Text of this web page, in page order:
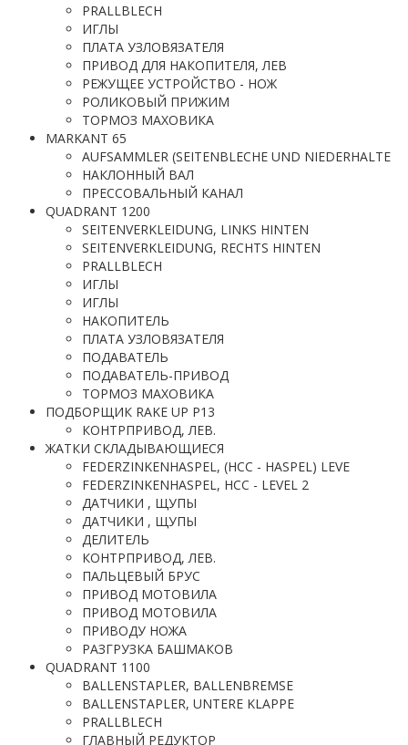
PRALLBLECH
ИГЛЫ
ПЛАТА УЗЛОВЯЗАТЕЛЯ
ПРИВОД ДЛЯ НАКОПИТЕЛЯ, ЛЕВ
РЕЖУЩЕЕ УСТРОЙСТВО - НОЖ
РОЛИКОВЫЙ ПРИЖИМ
ТОРМОЗ МАХОВИКА
MARKANT 65
AUFSAMMLER (SEITENBLECHE UND NIEDERHALTE
НАКЛОННЫЙ ВАЛ
ПРЕССОВАЛЬНЫЙ КАНАЛ
QUADRANT 1200
SEITENVERKLEIDUNG, LINKS HINTEN
SEITENVERKLEIDUNG, RECHTS HINTEN
PRALLBLECH
ИГЛЫ
ИГЛЫ
НАКОПИТЕЛЬ
ПЛАТА УЗЛОВЯЗАТЕЛЯ
ПОДАВАТЕЛЬ
ПОДАВАТЕЛЬ-ПРИВОД
ТОРМОЗ МАХОВИКА
ПОДБОРЩИК RAKE UP P13
КОНТРПРИВОД, ЛЕВ.
ЖАТКИ СКЛАДЫВАЮЩИЕСЯ
FEDERZINKENHASPEL, (HCC - HASPEL) LEVE
FEDERZINKENHASPEL, HCC - LEVEL 2
ДАТЧИКИ , ЩУПЫ
ДАТЧИКИ , ЩУПЫ
ДЕЛИТЕЛЬ
КОНТРПРИВОД, ЛЕВ.
ПАЛЬЦЕВЫЙ БРУС
ПРИВОД МОТОВИЛА
ПРИВОД МОТОВИЛА
ПРИВОДУ НОЖА
РАЗГРУЗКА БАШМАКОВ
QUADRANT 1100
BALLENSTAPLER, BALLENBREMSE
BALLENSTAPLER, UNTERE KLAPPE
PRALLBLECH
ГЛАВНЫЙ РЕДУКТОР